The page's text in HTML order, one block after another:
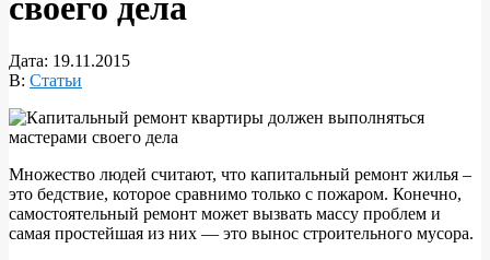
Дата: 19.11.2015
В: Статьи
Множество людей считают, что капитальный ремонт жилья –
это бедствие, которое сравнимо только с пожаром. Конечно,
самостоятельный ремонт может вызвать массу проблем и
самая простейшая из них — это вынос строительного мусора.